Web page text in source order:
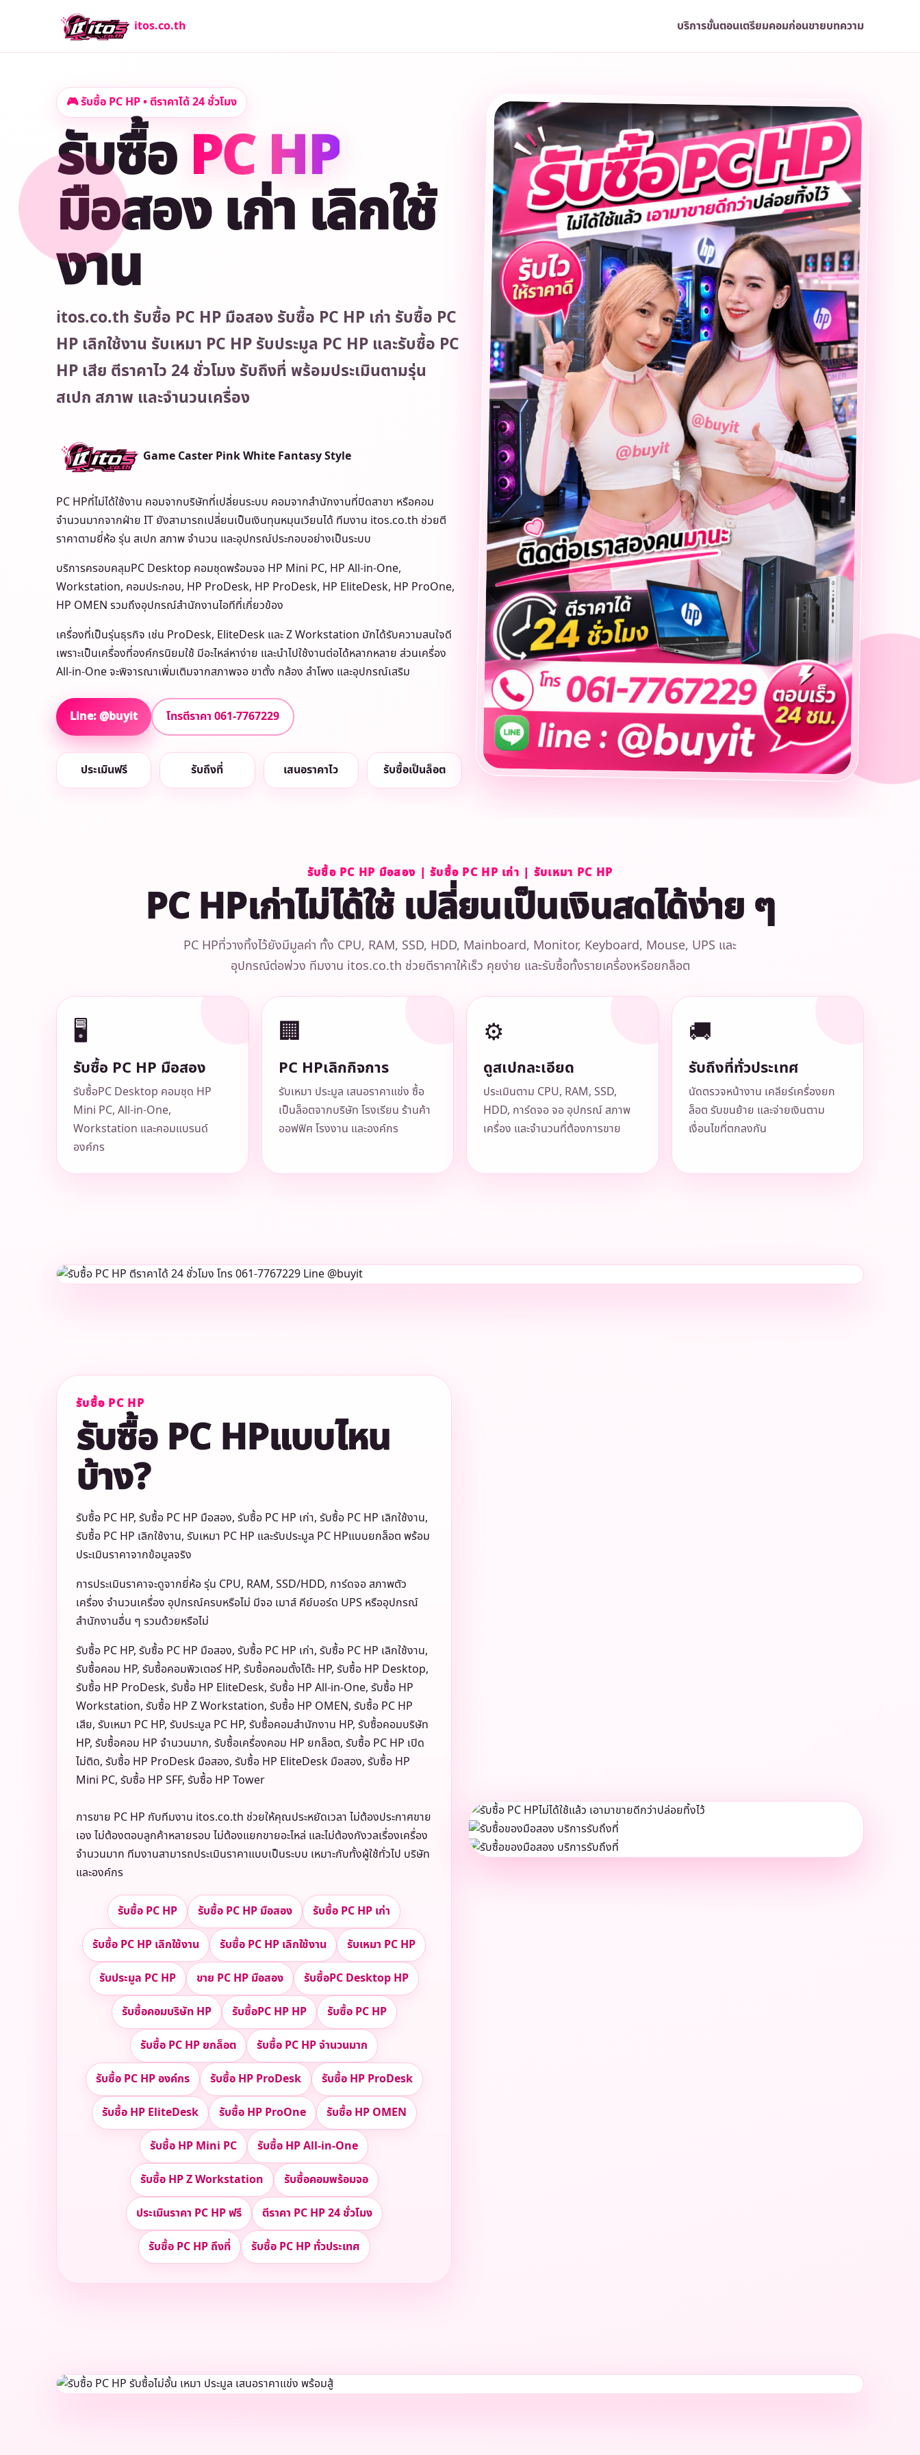
itos.co.th บริการขั้นตอนเตรียมคอมก่อนขายบทความ
🎮 รับซื้อ PC HP • ตีราคาได้ 24 ชั่วโมง
รับซื้อ PC HP
มือสอง เก่า เลิกใช้
งาน
itos.co.th รับซื้อ PC HP มือสอง รับซื้อ PC HP เก่า รับซื้อ PC
HP เลิกใช้งาน รับเหมา PC HP รับประมูล PC HP และรับซื้อ PC
HP เสีย ตีราคาไว 24 ชั่วโมง รับถึงที่ พร้อมประเมินตามรุ่น
สเปก สภาพ และจำนวนเครื่อง
Game Caster Pink White Fantasy Style
PC HPที่ไม่ได้ใช้งาน คอมจากบริษัทที่เปลี่ยนระบบ คอมจากสำนักงานที่ปิดสาขา หรือคอม
จำนวนมากจากฝ่าย IT ยังสามารถเปลี่ยนเป็นเงินทุนหมุนเวียนได้ ทีมงาน itos.co.th ช่วยตี
ราคาตามยี่ห้อ รุ่น สเปก สภาพ จำนวน และอุปกรณ์ประกอบอย่างเป็นระบบ
บริการครอบคลุมPC Desktop คอมชุดพร้อมจอ HP Mini PC, HP All-in-One,
Workstation, คอมประกอบ, HP ProDesk, HP ProDesk, HP EliteDesk, HP ProOne,
HP OMEN รวมถึงอุปกรณ์สำนักงานไอทีที่เกี่ยวข้อง
เครื่องที่เป็นรุ่นธุรกิจ เช่น ProDesk, EliteDesk และ Z Workstation มักได้รับความสนใจดี
เพราะเป็นเครื่องที่องค์กรนิยมใช้ มีอะไหล่หาง่าย และนำไปใช้งานต่อได้หลากหลาย ส่วนเครื่อง
All-in-One จะพิจารณาเพิ่มเติมจากสภาพจอ ขาตั้ง กล้อง ลำโพง และอุปกรณ์เสริม
Line: @buyit โทรตีราคา 061-7767229
ประเมินฟรี รับถึงที่ เสนอราคาไว รับซื้อเป็นล็อต
รับซื้อ PC HP มือสอง | รับซื้อ PC HP เก่า | รับเหมา PC HP
PC HPเก่าไม่ได้ใช้ เปลี่ยนเป็นเงินสดได้ง่าย ๆ
PC HPที่วางทิ้งไว้ยังมีมูลค่า ทั้ง CPU, RAM, SSD, HDD, Mainboard, Monitor, Keyboard, Mouse, UPS และ
อุปกรณ์ต่อพ่วง ทีมงาน itos.co.th ช่วยตีราคาให้เร็ว คุยง่าย และรับซื้อทั้งรายเครื่องหรือยกล็อต
🖥️
รับซื้อ PC HP มือสอง
รับซื้อPC Desktop คอมชุด HP
Mini PC, All-in-One,
Workstation และคอมแบรนด์
องค์กร
🏢
PC HPเลิกกิจการ
รับเหมา ประมูล เสนอราคาแข่ง ซื้อ
เป็นล็อตจากบริษัท โรงเรียน ร้านค้า
ออฟฟิศ โรงงาน และองค์กร
⚙️
ดูสเปกละเอียด
ประเมินตาม CPU, RAM, SSD,
HDD, การ์ดจอ จอ อุปกรณ์ สภาพ
เครื่อง และจำนวนที่ต้องการขาย
🚚
รับถึงที่ทั่วประเทศ
นัดตรวจหน้างาน เคลียร์เครื่องยก
ล็อต รับขนย้าย และจ่ายเงินตาม
เงื่อนไขที่ตกลงกัน
รับซื้อ PC HP
รับซื้อ PC HPแบบไหน
บ้าง?
รับซื้อ PC HP, รับซื้อ PC HP มือสอง, รับซื้อ PC HP เก่า, รับซื้อ PC HP เลิกใช้งาน,
รับซื้อ PC HP เลิกใช้งาน, รับเหมา PC HP และรับประมูล PC HPแบบยกล็อต พร้อม
ประเมินราคาจากข้อมูลจริง
การประเมินราคาจะดูจากยี่ห้อ รุ่น CPU, RAM, SSD/HDD, การ์ดจอ สภาพตัว
เครื่อง จำนวนเครื่อง อุปกรณ์ครบหรือไม่ มีจอ เมาส์ คีย์บอร์ด UPS หรืออุปกรณ์
สำนักงานอื่น ๆ รวมด้วยหรือไม่
รับซื้อ PC HP, รับซื้อ PC HP มือสอง, รับซื้อ PC HP เก่า, รับซื้อ PC HP เลิกใช้งาน,
รับซื้อคอม HP, รับซื้อคอมพิวเตอร์ HP, รับซื้อคอมตั้งโต๊ะ HP, รับซื้อ HP Desktop,
รับซื้อ HP ProDesk, รับซื้อ HP EliteDesk, รับซื้อ HP All-in-One, รับซื้อ HP
Workstation, รับซื้อ HP Z Workstation, รับซื้อ HP OMEN, รับซื้อ PC HP
เสีย, รับเหมา PC HP, รับประมูล PC HP, รับซื้อคอมสำนักงาน HP, รับซื้อคอมบริษัท
HP, รับซื้อคอม HP จำนวนมาก, รับซื้อเครื่องคอม HP ยกล็อต, รับซื้อ PC HP เปิด
ไม่ติด, รับซื้อ HP ProDesk มือสอง, รับซื้อ HP EliteDesk มือสอง, รับซื้อ HP
Mini PC, รับซื้อ HP SFF, รับซื้อ HP Tower
การขาย PC HP กับทีมงาน itos.co.th ช่วยให้คุณประหยัดเวลา ไม่ต้องประกาศขาย
เอง ไม่ต้องตอบลูกค้าหลายรอบ ไม่ต้องแยกขายอะไหล่ และไม่ต้องกังวลเรื่องเครื่อง
จำนวนมาก ทีมงานสามารถประเมินราคาแบบเป็นระบบ เหมาะกับทั้งผู้ใช้ทั่วไป บริษัท
และองค์กร
รับซื้อ PC HP รับซื้อ PC HP มือสอง รับซื้อ PC HP เก่า
รับซื้อ PC HP เลิกใช้งาน รับซื้อ PC HP เลิกใช้งาน รับเหมา PC HP
รับประมูล PC HP ขาย PC HP มือสอง รับซื้อPC Desktop HP
รับซื้อคอมบริษัท HP รับซื้อPC HP HP รับซื้อ PC HP
รับซื้อ PC HP ยกล็อต รับซื้อ PC HP จำนวนมาก
รับซื้อ PC HP องค์กร รับซื้อ HP ProDesk รับซื้อ HP ProDesk
รับซื้อ HP EliteDesk รับซื้อ HP ProOne รับซื้อ HP OMEN
รับซื้อ HP Mini PC รับซื้อ HP All-in-One
รับซื้อ HP Z Workstation รับซื้อคอมพร้อมจอ
ประเมินราคา PC HP ฟรี ตีราคา PC HP 24 ชั่วโมง
รับซื้อ PC HP ถึงที่ รับซื้อ PC HP ทั่วประเทศ